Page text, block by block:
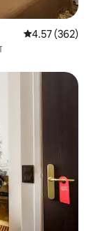
औसत रेटिंग 5 में से
4.57 (362)